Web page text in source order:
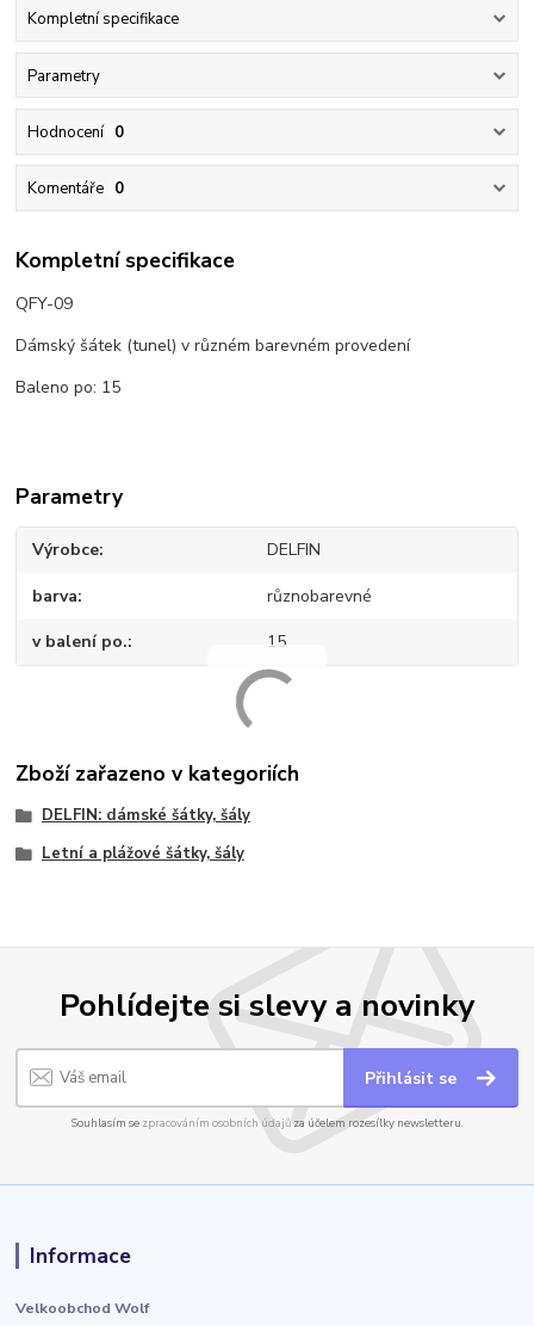
Kompletní specifikace
Parametry
Hodnocení 0
Komentáře 0
Kompletní specifikace
QFY-09
Dámský šátek (tunel) v různém barevném provedení
Baleno po: 15
Parametry
Výrobce DELFIN
barva různobarevné
v balení po. 15
Zboží zařazeno v kategoriích
DELFIN: dámské šátky, šály
Letní a plážové šátky, šály
Pohlídejte si slevy a novinky
Přihlásit se
Souhlasím se zpracováním osobních údajůza účelem rozesílky newsletteru.
Informace
Velkoobchod Wolf